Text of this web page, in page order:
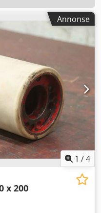
Annonse
1 /4
x 200